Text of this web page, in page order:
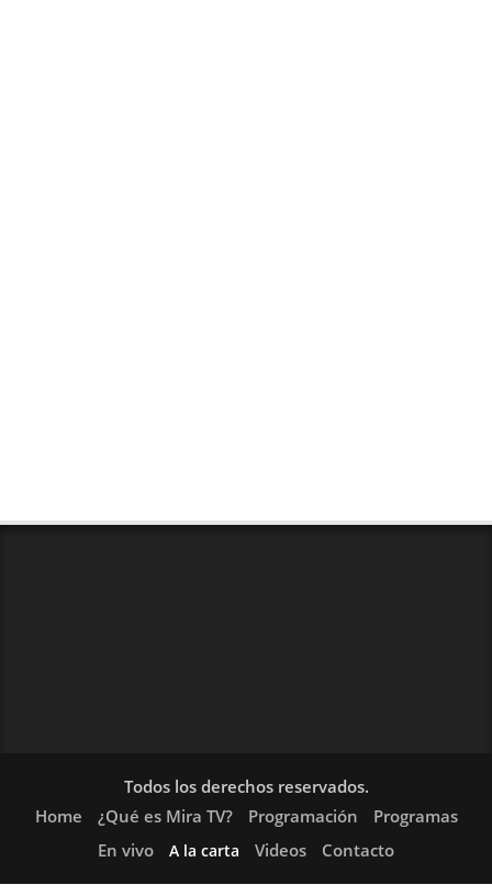
Todos los derechos reservados.
Home
¿Qué es Mira TV? Programación
Programas
En vivo
A la carta Videos Contacto